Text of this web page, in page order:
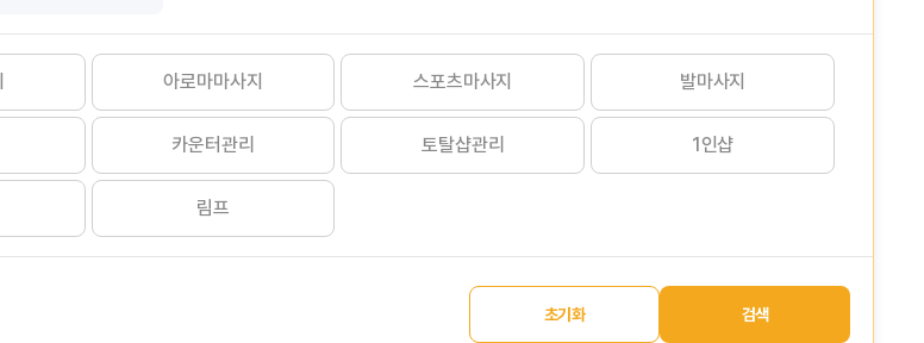
아로마마사지 스포츠마사지 발마사지
카운터관리 토탈샵관리 1인샵
림프
초기화 검색